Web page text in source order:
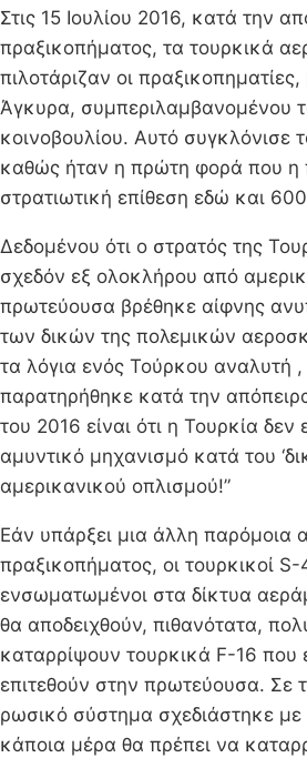
Στις 15 Ιουλίου 2016, κατά την
πραξικοπήματος, τα τουρκικά
πιλοτάριζαν οι
Άγκυρα, συμπεριλαμβανομένου
κοινοβουλίου. Αυτό συγκλόνισε
καθώς ήταν η πρώτη φορά που η
στρατιωτική επίθεση εδώ και
Δεδομένου ότι ο στρατός της
σχεδόν εξ ολοκλήρου από
πρωτεύουσα βρέθηκε αίφνης
των δικών της πολεμικών
τα λόγια ενός Τούρκου αναλυτή ,
παρατηρήθηκε κατά την
του 2016 είναι ότι η Τουρκία δεν
αμυντικό μηχανισμό κατά του
αμερικανικού οπλισμού!”
Εάν υπάρξει μια άλλη παρόμοια
πραξικοπήματος, οι τουρκικοί
ενσωματωμένοι στα δίκτυα
θα αποδειχθούν, πιθανότατα,
καταρρίψουν τουρκικά F-16 που
επιτεθούν στην πρωτεύουσα. Σε
ρωσικό σύστημα σχεδιάστηκε με
κάποια μέρα θα πρέπει να